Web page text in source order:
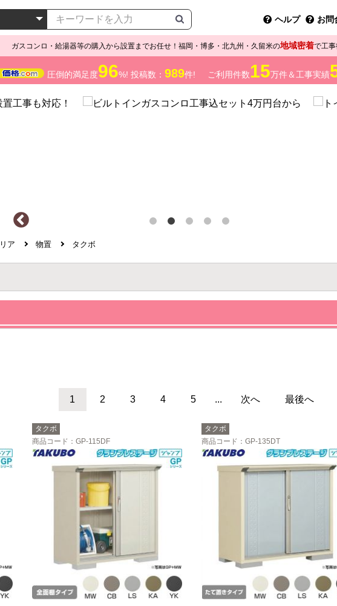
ヘルプ お問
ガスコンロ・給湯器等の購入から設置までお任せ！福岡・博多・北九州・久留米の地域密着で工事
圧倒的満足度96%! 投稿数： 989件! ご利用件数15万件＆工事実績
ア 物置 タクボ
1 2 3 4 5 ... 次へ 最後へ
タクボ
商品コード ：GP-115DF
タクボ
商品コード ：GP-135DT